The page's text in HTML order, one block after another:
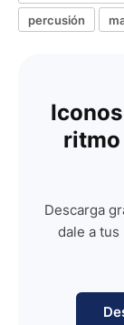
percusión
ritmo
Descarga
dale a